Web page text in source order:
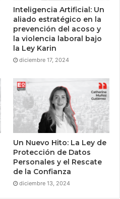
Inteligencia Artificial: Un
aliado estratégico en la
prevención del acoso y
la violencia laboral bajo
la Ley Karin
diciembre 17, 2024
Un Nuevo Hito: La Ley de
Protección de Datos
Personales y el Rescate
de la Confianza
diciembre 13, 2024